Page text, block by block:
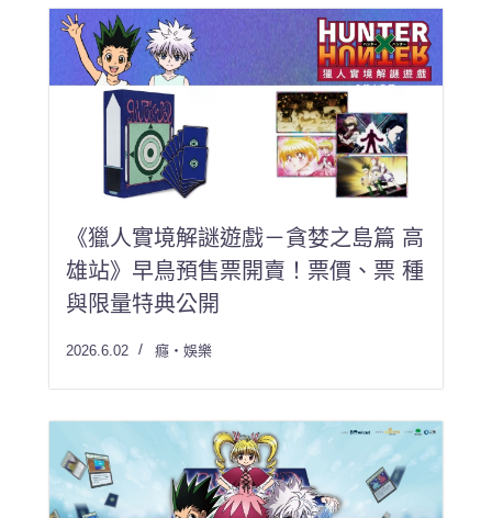
《獵人實境解謎遊戲－貪婪之島篇 高
雄站》早鳥預售票開賣！票價、票 種
與限量特典公開
2026.6.02 癮・娛樂